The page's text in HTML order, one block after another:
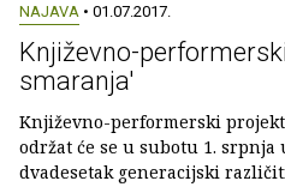
NAJAVA • 01.07.2017.
Književno-
smaranja'
Književno-performerski
održat će se u subotu 1.
dvadesetak generacijski